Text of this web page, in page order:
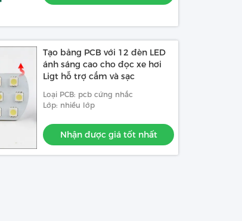
Tạo bảng PCB với 12 đèn LED
ánh sáng cao cho đọc xe hơi
Ligt hỗ trợ cắm và sạc
Loại PCB: pcb cứng nhắc
Lớp: nhiều lớp
Nhận được giá tốt nhất